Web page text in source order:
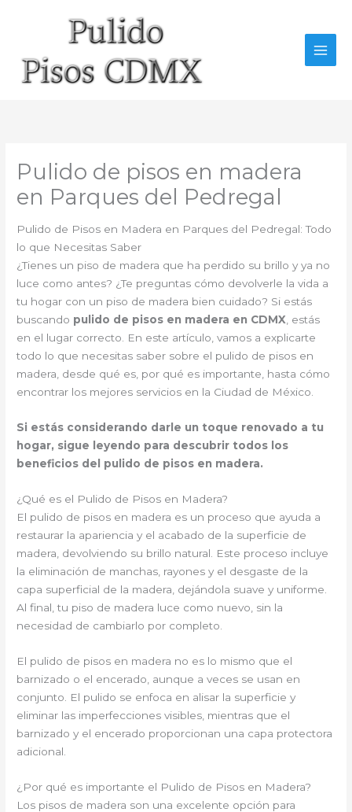
Pulido de pisos en madera
en Parques del Pedregal
Pulido de Pisos en Madera en Parques del Pedregal: Todo
lo que Necesitas Saber
¿Tienes un piso de madera que ha perdido su brillo y ya no
luce como antes? ¿Te preguntas cómo devolverle la vida a
tu hogar con un piso de madera bien cuidado? Si estás
buscando pulido de pisos en madera en CDMX, estás
en el lugar correcto. En este artículo, vamos a explicarte
todo lo que necesitas saber sobre el pulido de pisos en
madera, desde qué es, por qué es importante, hasta cómo
encontrar los mejores servicios en la Ciudad de México.
Si estás considerando darle un toque renovado a tu
hogar, sigue leyendo para descubrir todos los
beneficios del pulido de pisos en madera.
¿Qué es el Pulido de Pisos en Madera?
El pulido de pisos en madera es un proceso que ayuda a
restaurar la apariencia y el acabado de la superficie de
madera, devolviendo su brillo natural. Este proceso incluye
la eliminación de manchas, rayones y el desgaste de la
capa superficial de la madera, dejándola suave y uniforme.
Al final, tu piso de madera luce como nuevo, sin la
necesidad de cambiarlo por completo.
El pulido de pisos en madera no es lo mismo que el
barnizado o el encerado, aunque a veces se usan en
conjunto. El pulido se enfoca en alisar la superficie y
eliminar las imperfecciones visibles, mientras que el
barnizado y el encerado proporcionan una capa protectora
adicional.
¿Por qué es importante el Pulido de Pisos en Madera?
Los pisos de madera son una excelente opción para